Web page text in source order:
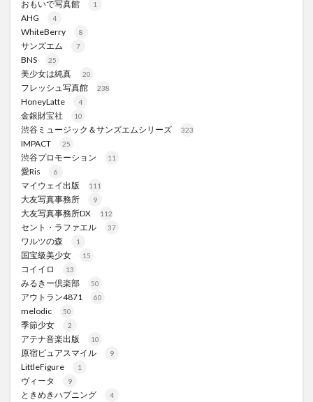
おもいで写真館 1
AHG 4
WhiteBerry 8
サンズエム 7
BNS 25
美少女は純真 20
フレッシュ写真館 238
HoneyLatte 4
金銀財宝社 10
渋谷ミュージック＆サンズエムシリーズ 323
IMPACT 25
渋谷プロモーション 11
愛Ris 6
マイウェイ出版 111
大友写真事務所 9
大友写真事務所DX 112
セント・ラファエル 37
ワルツの森 1
国宝級美少女 15
コイイロ 13
みるきー倶楽部 50
アウトラン4871 60
melodic 50
季節少女 2
アテナ音楽出版 10
原宿ピュアスマイル 9
LittleFigure 1
ヴィータ 9
ときめきハプニング 4